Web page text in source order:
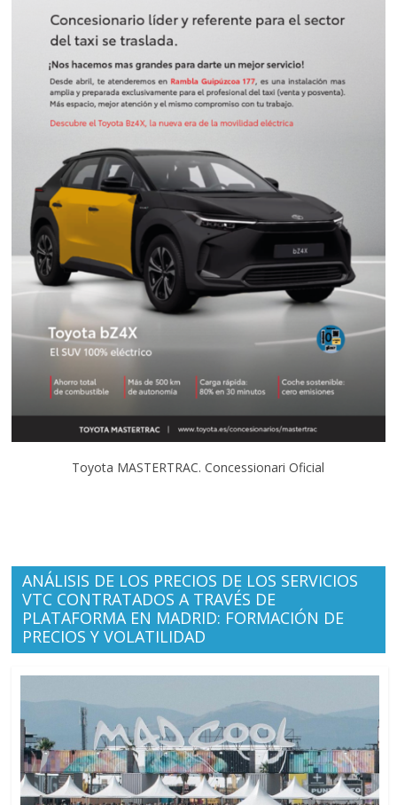
Toyota MASTERTRAC. Concessionari Oficial
ANÁLISIS DE LOS PRECIOS DE LOS SERVICIOS
VTC CONTRATADOS A TRAVÉS DE
PLATAFORMA EN MADRID: FORMACIÓN DE
PRECIOS Y VOLATILIDAD